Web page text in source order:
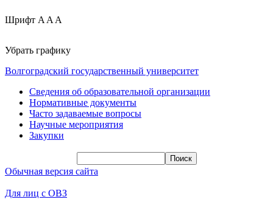
Шрифт A A A
Убрать графику
Волгоградский государственный университет
Сведения об образовательной организации
Нормативные документы
Часто задаваемые вопросы
Научные мероприятия
Закупки
Обычная версия сайта
Для лиц с ОВЗ